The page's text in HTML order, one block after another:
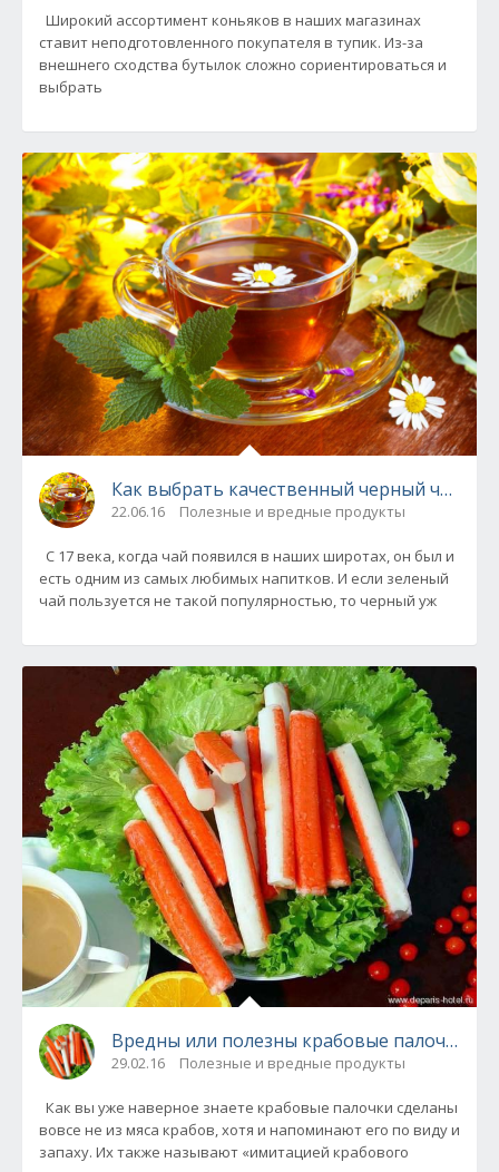
Широкий ассортимент коньяков в наших магазинах
ставит неподготовленного покупателя в тупик. Из-за
внешнего сходства бутылок сложно сориентироваться и
выбрать
Как выбрать качественный черный чай?
22.06.16 Полезные и вредные продукты
С 17 века, когда чай появился в наших широтах, он был и
есть одним из самых любимых напитков. И если зеленый
чай пользуется не такой популярностью, то черный уж
Вредны или полезны крабовые палочки?
29.02.16 Полезные и вредные продукты
Как вы уже наверное знаете крабовые палочки сделаны
вовсе не из мяса крабов, хотя и напоминают его по виду и
запаху. Их также называют «имитацией крабового